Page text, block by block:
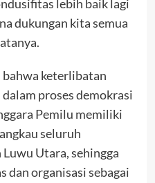
lebih baik lagi
dukungan kita semua
bahwa keterlibatan
proses demokrasi
Pemilu memiliki
seluruh
Utara, sehingga
dan organisasi sebagai